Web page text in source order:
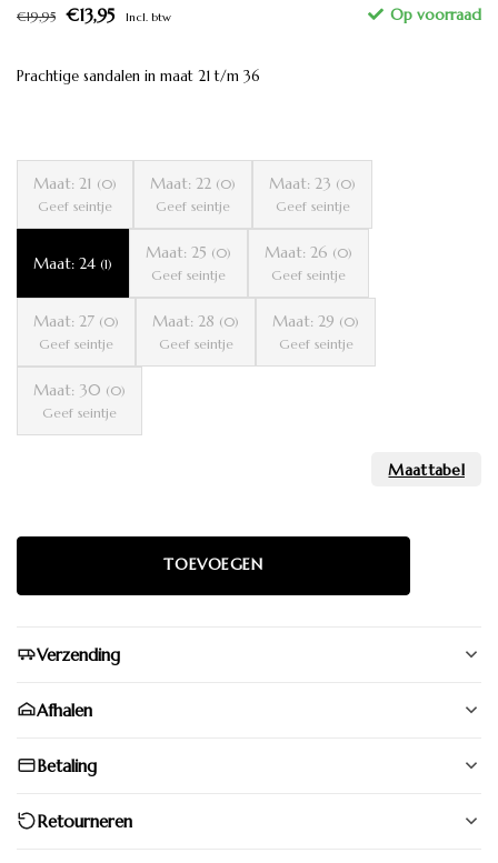
€19,95 €13,95 Incl. btw
Prachtige sandalen in maat 21 t/m 36
Maat: 21 (0)
Geef seintje
Maat: 22 (0)
Geef seintje
Maat: 23 (0)
Geef seintje
Maat: 24 (1)
Maat: 25 (0)
Geef seintje
Maat: 26 (0)
Geef seintje
Maat: 27 (0)
Geef seintje
Maat: 28 (0)
Geef seintje
Maat: 29 (0)
Geef seintje
Maat: 30 (0)
Geef seintje
Verzending
Afhalen
Betaling
Retourneren